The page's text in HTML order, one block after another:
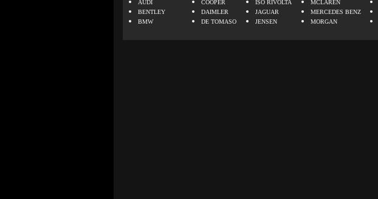
AUDI
BENTLEY
BMW
COOPER
DAIMLER
DE TOMASO
ISO RIVOLTA
JAGUAR
JENSEN
MCLAREN
MERCEDES BENZ
MORGAN